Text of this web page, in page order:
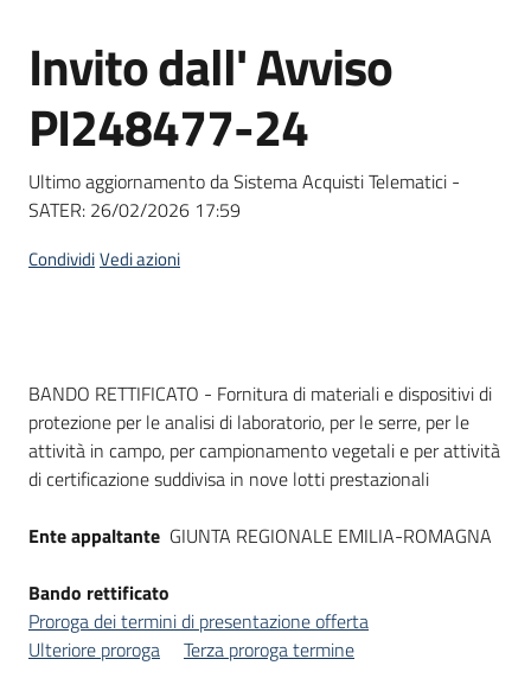
Bandi
strumenti
acquisto
telematiche
English
site
Salta al contenuto
Invito dall' Avviso
PI248477-24
Ultimo aggiornamento da Sistema Acquisti Telematici -
SATER: 26/02/2026 17:59
CondividiVedi azioni
Dati del bando
BANDO RETTIFICATO - Fornitura di materiali e dispositivi di
protezione per le analisi di laboratorio, per le serre, per le
attività in campo, per campionamento vegetali e per attività
di certificazione suddivisa in nove lotti prestazionali
Ente appaltante GIUNTA REGIONALE EMILIA-ROMAGNA
Bando rettificato
Proroga dei termini di presentazione offerta
Ulteriore proroga
Terza proroga termine